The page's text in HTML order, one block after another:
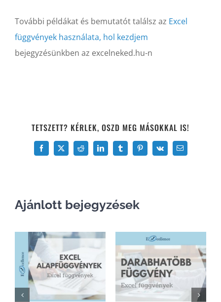
További példákat és bemutatót találsz az Excel
függvények használata, hol kezdjem
bejegyzésünkben az excelneked.hu-n
TETSZETT? KÉRLEK, OSZD MEG MÁSOKKAL IS!
Facebook
X Reddit LinkedInTumblrPinterest
Vk Email:
Ajánlott bejegyzések